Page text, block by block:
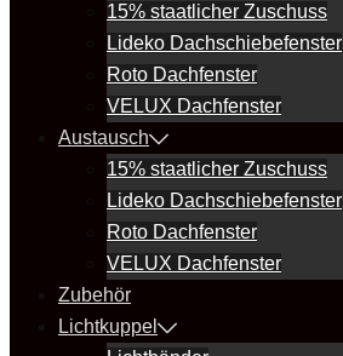
15% staatlicher Zuschuss
Lideko Dachschiebefenster
Roto Dachfenster
VELUX Dachfenster
Austausch
15% staatlicher Zuschuss
Lideko Dachschiebefenster
Roto Dachfenster
VELUX Dachfenster
Zubehör
Lichtkuppel